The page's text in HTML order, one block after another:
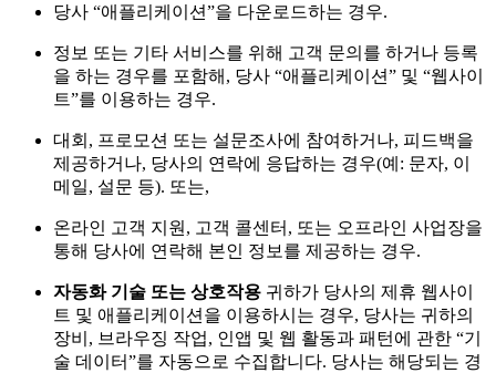
당사 “애플리케이션”을 다운로드하는 경우.
정보 또는 기타 서비스를 위해 고객 문의를 하거나 등록
을 하는 경우를 포함해, 당사 “애플리케이션” 및 “웹사이
트”를 이용하는 경우.
대회, 프로모션 또는 설문조사에 참여하거나, 피드백을
제공하거나, 당사의 연락에 응답하는 경우(예: 문자, 이
메일, 설문 등). 또는,
온라인 고객 지원, 고객 콜센터, 또는 오프라인 사업장을
통해 당사에 연락해 본인 정보를 제공하는 경우.
자동화 기술 또는 상호작용 귀하가 당사의 제휴 웹사이
트 및 애플리케이션을 이용하시는 경우, 당사는 귀하의
장비, 브라우징 작업, 인앱 및 웹 활동과 패턴에 관한 “기
술 데이터”를 자동으로 수집합니다. 당사는 해당되는 경